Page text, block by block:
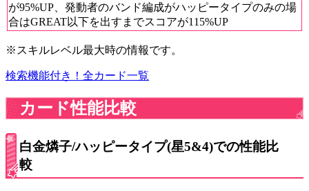
が95%UP、発動者のバンド編成がハッピータイプのみの場
合はGREAT以下を出すまでスコアが115%UP
※スキルレベル最大時の情報です。
検索機能付き！全カード一覧
カード性能比較
白金燐子/ハッピータイプ(星5&4)での性能比
較